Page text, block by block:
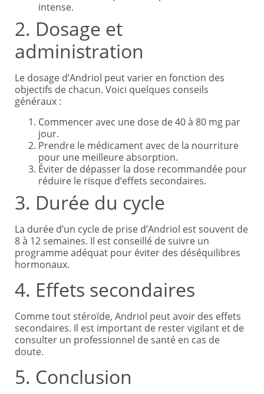
intense.
2. Dosage et
administration
Le dosage d’Andriol peut varier en fonction des
objectifs de chacun. Voici quelques conseils
généraux :
Commencer avec une dose de 40 à 80 mg par
jour.
Prendre le médicament avec de la nourriture
pour une meilleure absorption.
Éviter de dépasser la dose recommandée pour
réduire le risque d’effets secondaires.
3. Durée du cycle
La durée d’un cycle de prise d’Andriol est souvent de
8 à 12 semaines. Il est conseillé de suivre un
programme adéquat pour éviter des déséquilibres
hormonaux.
4. Effets secondaires
Comme tout stéroïde, Andriol peut avoir des effets
secondaires. Il est important de rester vigilant et de
consulter un professionnel de santé en cas de
doute.
5. Conclusion